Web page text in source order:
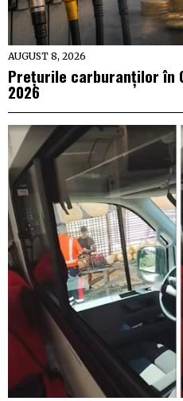
AUGUST 8, 2026
Prețurile carburanților în
2026